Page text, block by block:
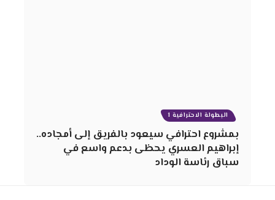
البطولة الاحترافية 1
بمشروع احترافي سيعود بالفريق إلى أمجاده..
إبراهيم العسري يحظى بدعم واسع في
سباق رئاسة الوداد